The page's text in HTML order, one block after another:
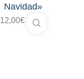
Navidad»
12,00€